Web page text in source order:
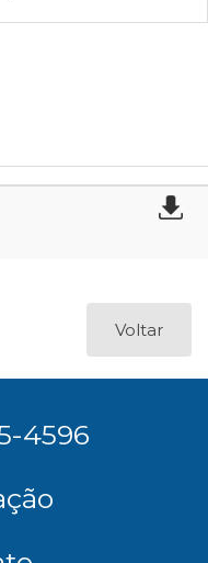
Voltar
4596